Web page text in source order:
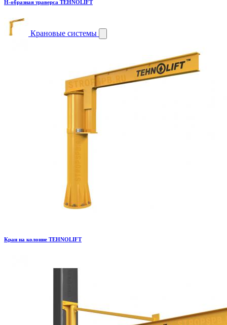
H-образная траверса TEHNOLIFT
Крановые системы
Кран на колонне TEHNOLIFT